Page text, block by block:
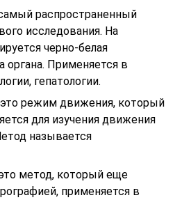
распространенный
исследования. На
черно-белая
органа. Применяется в
гепатологии.
режим движения, который
для изучения движения
называется
метод, который еще
применяется в